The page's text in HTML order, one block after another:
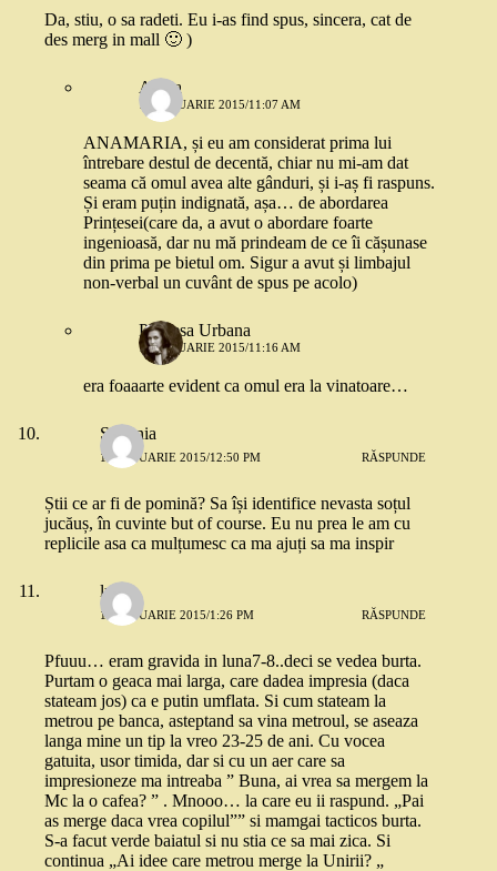
Da, stiu, o sa radeti. Eu i-as find spus, sincera, cat de
des merg in mall 🙂 )
Adina
15 IANUARIE 2015/11:07 AM
ANAMARIA, și eu am considerat prima lui
întrebare destul de decentă, chiar nu mi-am dat
seama că omul avea alte gânduri, și i-aș fi raspuns.
Și eram puțin indignată, așa… de abordarea
Prințesei(care da, a avut o abordare foarte
ingenioasă, dar nu mă prindeam de ce îi cășunase
din prima pe bietul om. Sigur a avut și limbajul
non-verbal un cuvânt de spus pe acolo)
Printesa Urbana
15 IANUARIE 2015/11:16 AM
era foaaarte evident ca omul era la vinatoare…
Ștefania
14 IANUARIE 2015/12:50 PM RĂSPUNDE
Știi ce ar fi de pomină? Sa își identifice nevasta soțul
jucăuș, în cuvinte but of course. Eu nu prea le am cu
replicile asa ca mulțumesc ca ma ajuți sa ma inspir
luiza
14 IANUARIE 2015/1:26 PM RĂSPUNDE
Pfuuu… eram gravida in luna7-8..deci se vedea burta.
Purtam o geaca mai larga, care dadea impresia (daca
stateam jos) ca e putin umflata. Si cum stateam la
metrou pe banca, asteptand sa vina metroul, se aseaza
langa mine un tip la vreo 23-25 de ani. Cu vocea
gatuita, usor timida, dar si cu un aer care sa
impresioneze ma intreaba ” Buna, ai vrea sa mergem la
Mc la o cafea? ” . Mnooo… la care eu ii raspund. „Pai
as merge daca vrea copilul”” si mamgai tacticos burta.
S-a facut verde baiatul si nu stia ce sa mai zica. Si
continua „Ai idee care metrou merge la Unirii? „